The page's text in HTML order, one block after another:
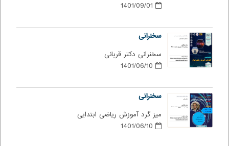
سخنرانی
سخنرانی دکتر قربانی
سخنرانی
میز گرد آموزش ریاضی ابتدایی